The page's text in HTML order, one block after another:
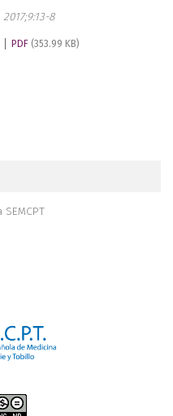
8
PDF (353.99 KB)